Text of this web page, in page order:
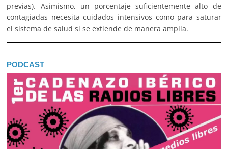
previas). Asimismo, un porcentaje suficientemente alto de
contagiadas necesita cuidados intensivos como para saturar
el sistema de salud si se extiende de manera amplia.
PODCAST